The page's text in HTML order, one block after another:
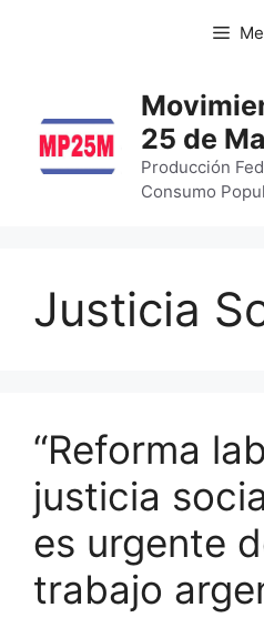
25 de
Producción
Consumo
Justicia
“Reforma
justicia
es urgente
trabajo